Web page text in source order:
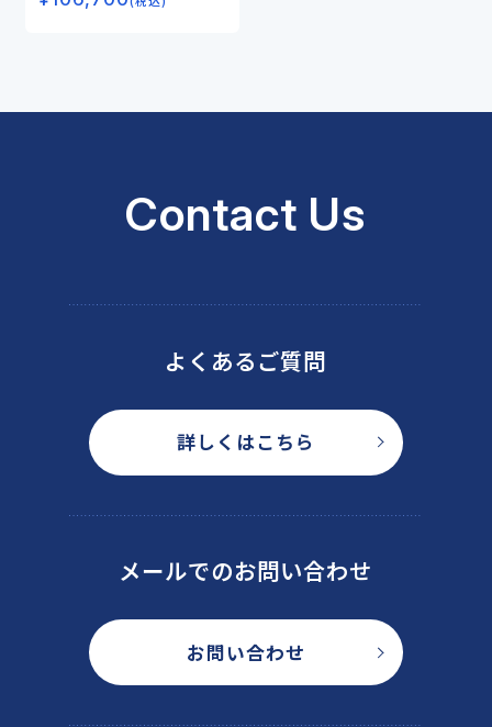
Contact Us
よくあるご質問
詳しくはこちら
メールでのお問い合わせ
お問い合わせ